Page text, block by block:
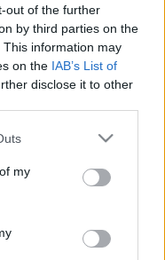
out of the further
by third parties on the
This information may
on the IAB’s List of
disclose it to other
one or more Google
You may click to
third-party tags to
in below Google
my
1951-ben a színház
több mint
vezetője,
Jászai-díjas
művében.
minél jobban
erre